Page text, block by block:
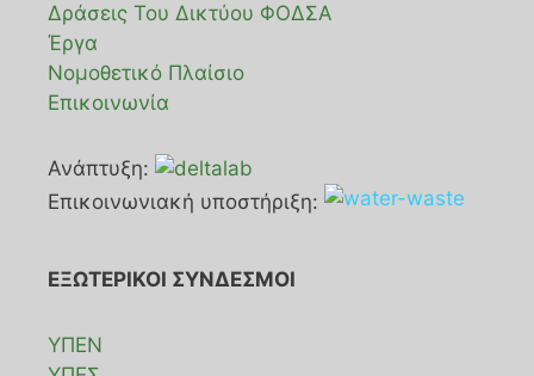
Δράσεις Του Δικτύου ΦΟΔΣΑ
Έργα
Νομοθετικό Πλαίσιο
Επικοινωνία
Ανάπτυξη:
Επικοινωνιακή υποστήριξη:
ΕΞΩΤΕΡΙΚΟΙ ΣΥΝΔΕΣΜΟΙ
ΥΠΕΝ